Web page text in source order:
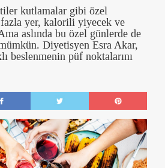
kutlamalar gibi özel
yer, kalorili yiyecek ve
aslında bu özel günlerde de
Diyetisyen Esra Akar,
beslenmenin püf noktalarını